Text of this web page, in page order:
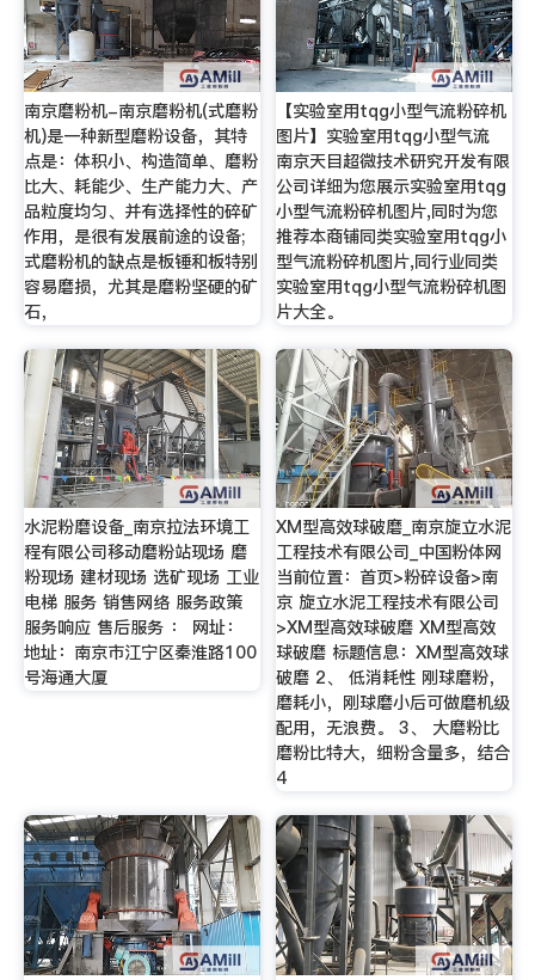
南京磨粉机-南京磨粉机(式磨粉
机)是一种新型磨粉设备，其特
点是：体积小、构造简单、磨粉
比大、耗能少、生产能力大、产
品粒度均匀、并有选择性的碎矿
作用，是很有发展前途的设备;
式磨粉机的缺点是板锤和板特别
容易磨损，尤其是磨粉坚硬的矿
石，
【实验室用tqg小型气流粉碎机
图片】实验室用tqg小型气流
南京天目超微技术研究开发有限
公司详细为您展示实验室用tqg
小型气流粉碎机图片,同时为您
推荐本商铺同类实验室用tqg小
型气流粉碎机图片,同行业同类
实验室用tqg小型气流粉碎机图
片大全。
水泥粉磨设备_南京拉法环境工
程有限公司移动磨粉站现场 磨
粉现场 建材现场 选矿现场 工业
电梯 服务 销售网络 服务政策
服务响应 售后服务 ： 网址：
地址：南京市江宁区秦淮路100
号海通大厦
XM型高效球破磨_南京旋立水泥
工程技术有限公司_中国粉体网
当前位置：首页>粉碎设备>南
京 旋立水泥工程技术有限公司
>XM型高效球破磨 XM型高效
球破磨 标题信息：XM型高效球
破磨 2、 低消耗性 刚球磨粉，
磨耗小，刚球磨小后可做磨机级
配用，无浪费。 3、 大磨粉比
磨粉比特大，细粉含量多，结合
4